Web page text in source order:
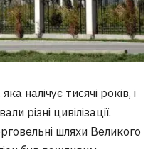
налічує тисячі років, і
різні цивілізації.
шляхи Великого